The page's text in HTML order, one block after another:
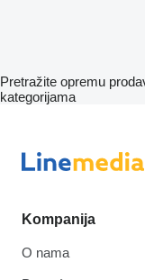
Pretražite opremu
kategorijama
Kompanija
O nama